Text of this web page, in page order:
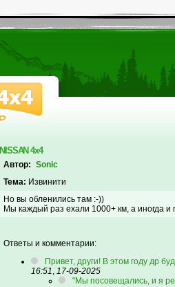
NISSAN 4x4
Автор: Sonic
Тема: Извинити
Но вы обленились там :-))
Мы каждый раз ехали 1000+ км, а иногда и
Ответы и комментарии:
Привет, други! В этом году др
16:51, 17-09-2025
"Мы посовещались, и я